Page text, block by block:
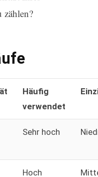
zählen?
Häufig
verwendet
Sehr hoch
Hoch